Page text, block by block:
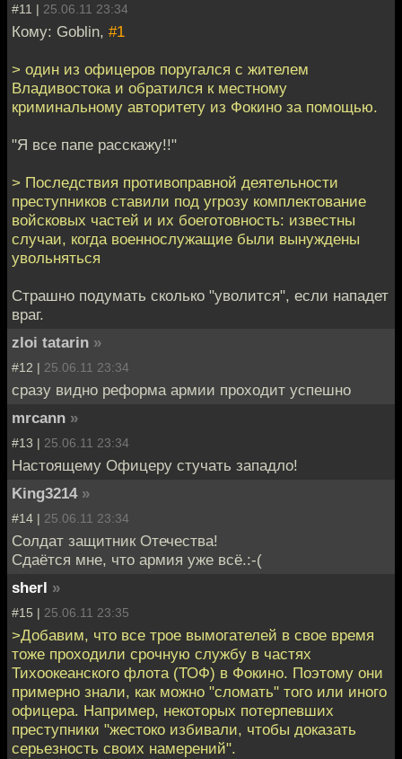
#11 | 25.06.11 23:34
Кому: Goblin, #1
> один из офицеров поругался с жителем
Владивостока и обратился к местному
криминальному авторитету из Фокино за помощью.
"Я все папе расскажу!!"
> Последствия противоправной деятельности
преступников ставили под угрозу комплектование
войсковых частей и их боеготовность: известны
случаи, когда военнослужащие были вынуждены
увольняться
Страшно подумать сколько "уволится", если нападет
враг.
zloi tatarin »
#12 | 25.06.11 23:34
сразу видно реформа армии проходит успешно
mrcann »
#13 | 25.06.11 23:34
Настоящему Офицеру стучать западло!
King3214 »
#14 | 25.06.11 23:34
Солдат защитник Отечества!
Сдаётся мне, что армия уже всё.:-(
sherl »
#15 | 25.06.11 23:35
>Добавим, что все трое вымогателей в свое время
тоже проходили срочную службу в частях
Тихоокеанского флота (ТОФ) в Фокино. Поэтому они
примерно знали, как можно "сломать" того или иного
офицера. Например, некоторых потерпевших
преступники "жестоко избивали, чтобы доказать
серьезность своих намерений".